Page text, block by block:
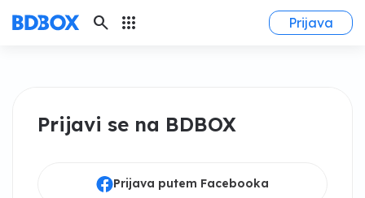
search apps Prijava
Prijavi se na BDBOX
Prijava putem Facebooka